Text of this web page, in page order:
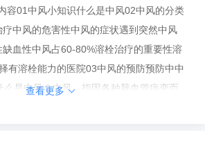
容01中风小知识什么是中风02中风的分类
中风的危害性中风的症状遇到突然中风
血性中风占60-80%溶栓治疗的重要性溶
有溶栓能力的医院03中风的预防预防中中
么是中风？中风，指因各种脑血管病变而
查看更多